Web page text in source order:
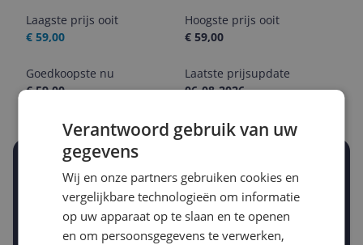
Laagste prijs ooit
€ 59,00
Hoogste prijs ooit
€ 59,00
Goedkoopste nu
€ 59,00
Laatste prijsupdate
06-08-2026
Stel een alert in en mis geen prijsdaling
Krijg een seintje zodra de prijs zakt
Jouw e-mailadres
Verantwoord gebruik van uw
gegevens
Wij en onze partners gebruiken cookies en
vergelijkbare technologieën om informatie
op uw apparaat op te slaan en te openen
en om persoonsgegevens te verwerken,